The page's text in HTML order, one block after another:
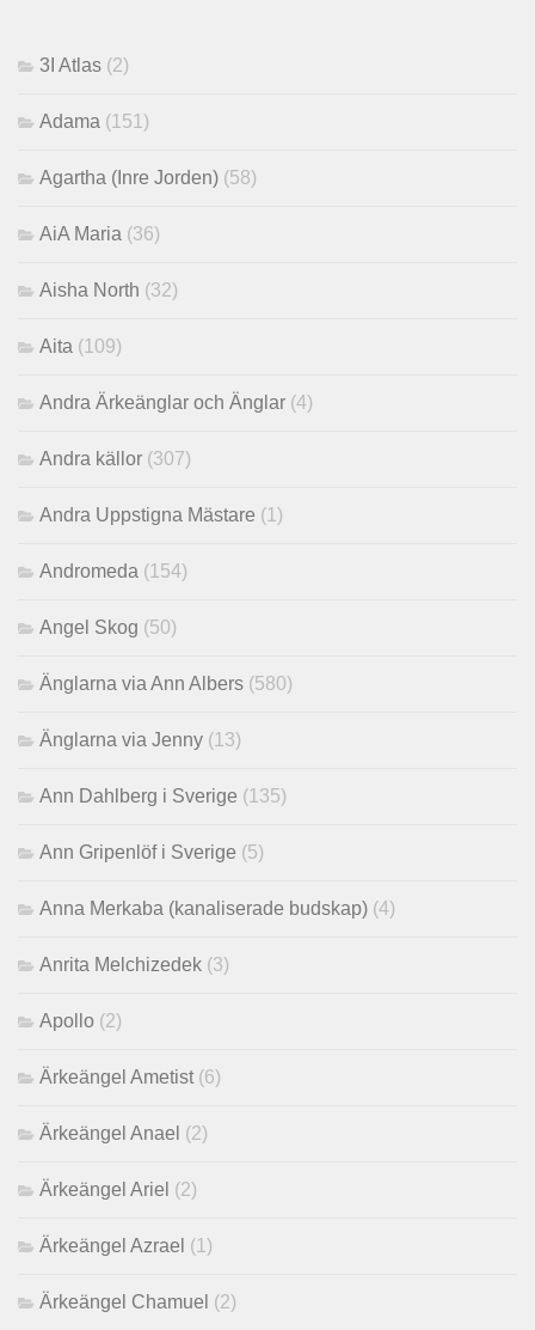
3I Atlas (2)
Adama (151)
Agartha (Inre Jorden) (58)
AiA Maria (36)
Aisha North (32)
Aita (109)
Andra Ärkeänglar och Änglar (4)
Andra källor (307)
Andra Uppstigna Mästare (1)
Andromeda (154)
Angel Skog (50)
Änglarna via Ann Albers (580)
Änglarna via Jenny (13)
Ann Dahlberg i Sverige (135)
Ann Gripenlöf i Sverige (5)
Anna Merkaba (kanaliserade budskap) (4)
Anrita Melchizedek (3)
Apollo (2)
Ärkeängel Ametist (6)
Ärkeängel Anael (2)
Ärkeängel Ariel (2)
Ärkeängel Azrael (1)
Ärkeängel Chamuel (2)